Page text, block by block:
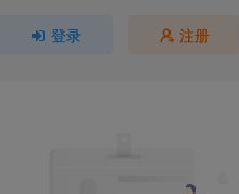
登录 注册